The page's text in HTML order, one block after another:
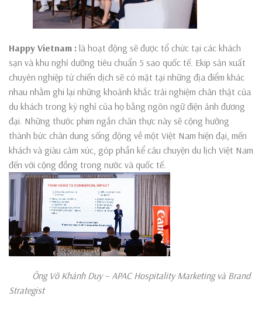
Happy Vietnam : là hoạt động sẽ được tổ chức tại các khách
sạn và khu nghỉ dưỡng tiêu chuẩn 5 sao quốc tế. Ekip sản xuất
chuyên nghiệp từ chiến dịch sẽ có mặt tại những địa điểm khác
nhau nhằm ghi lại những khoảnh khắc trải nghiệm chân thật của
du khách trong kỳ nghỉ của họ bằng ngôn ngữ điện ảnh đương
đại. Những thước phim ngắn chân thực này sẽ cộng hưởng
thành bức chân dung sống động về một Việt Nam hiện đại, mến
khách và giàu cảm xúc, góp phần kể câu chuyện du lịch Việt Nam
đến với cộng đồng trong nước và quốc tế.
Ông Võ Khánh Duy – APAC Hospitality Marketing và Brand
Strategist